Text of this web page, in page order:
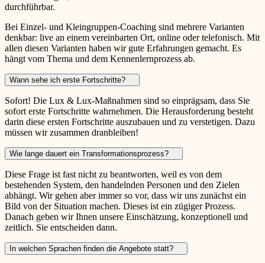
durchführbar.
Bei Einzel- und Kleingruppen-Coaching sind mehrere Varianten
denkbar: live an einem vereinbarten Ort, online oder telefonisch. Mit
allen diesen Varianten haben wir gute Erfahrungen gemacht. Es
hängt vom Thema und dem Kennenlernprozess ab.
Wann sehe ich erste Fortschritte?
Sofort! Die Lux & Lux-Maßnahmen sind so einprägsam, dass Sie
sofort erste Fortschritte wahrnehmen. Die Herausforderung besteht
darin diese ersten Fortschritte auszubauen und zu verstetigen. Dazu
müssen wir zusammen dranbleiben!
Wie lange dauert ein Transformationsprozess?
Diese Frage ist fast nicht zu beantworten, weil es von dem
bestehenden System, den handelnden Personen und den Zielen
abhängt. Wir gehen aber immer so vor, dass wir uns zunächst ein
Bild von der Situation machen. Dieses ist ein zügiger Prozess.
Danach geben wir Ihnen unsere Einschätzung, konzeptionell und
zeitlich. Sie entscheiden dann.
In welchen Sprachen finden die Angebote statt?